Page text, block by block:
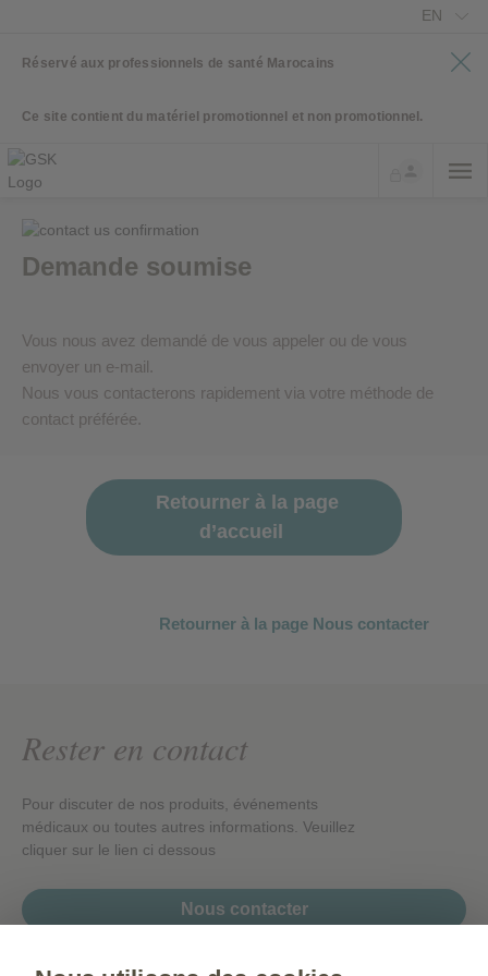
EN
Réservé aux professionnels de santé Marocains
Ce site contient du matériel promotionnel et non promotionnel.
Demande soumise
Vous nous avez demandé de vous appeler ou de vous
envoyer un e-mail.
Nous vous contacterons rapidement via votre méthode de
contact préférée.
Retourner à la page
d’accueil
Retourner à la page Nous contacter
Rester en contact
Pour discuter de nos produits, événements
médicaux ou toutes autres informations. Veuillez
cliquer sur le lien ci dessous
Nous contacter